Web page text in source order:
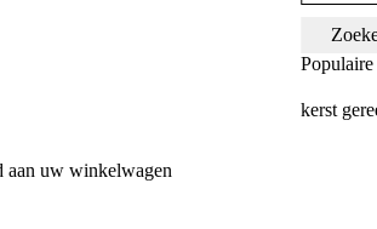
kerst
aan uw winkelwagen